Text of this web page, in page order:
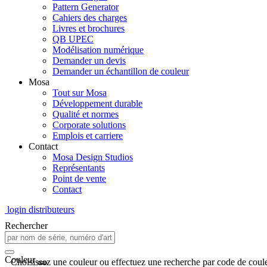
Pattern Generator
Cahiers des charges
Livres et brochures
QB UPEC
Modélisation numérique
Demander un devis
Demander un échantillon de couleur
Mosa
Tout sur Mosa
Développement durable
Qualité et normes
Corporate solutions
Emplois et carriere
Contact
Mosa Design Studios
Représentants
Point de vente
Contact
login distributeurs
Rechercher
Couleur
Choisissez une couleur ou effectuez une recherche par code de